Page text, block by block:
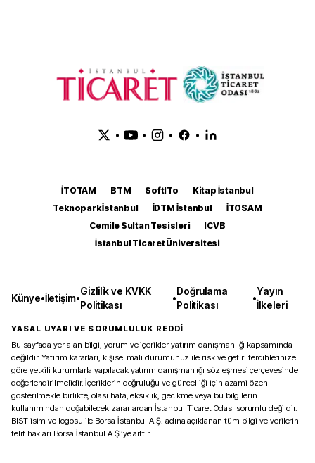
• • • •
İTOTAM BTM SoftITo
Kitap İstanbul
Teknopark İstanbul
İDTM İstanbul
İTOSAM
Cemile Sultan Tesisleri
ICVB
İstanbul Ticaret Üniversitesi
Künye•İletişim•
Gizlilik ve KVKK
Politikası
•
Doğrulama
Politikası
•
Yayın
İlkeleri
YASAL UYARI VE SORUMLULUK REDDİ
Bu sayfada yer alan bilgi, yorum ve içerikler yatırım danışmanlığı kapsamında
değildir. Yatırım kararları, kişisel mali durumunuz ile risk ve getiri tercihlerinize
göre yetkili kurumlarla yapılacak yatırım danışmanlığı sözleşmesi çerçevesinde
değerlendirilmelidir. İçeriklerin doğruluğu ve güncelliği için azami özen
gösterilmekle birlikte, olası hata, eksiklik, gecikme veya bu bilgilerin
kullanımından doğabilecek zararlardan İstanbul Ticaret Odası sorumlu değildir.
BIST isim ve logosu ile Borsa İstanbul A.Ş. adına açıklanan tüm bilgi ve verilerin
telif hakları Borsa İstanbul A.Ş.’ye aittir.